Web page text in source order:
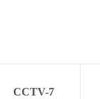
CCTV-7